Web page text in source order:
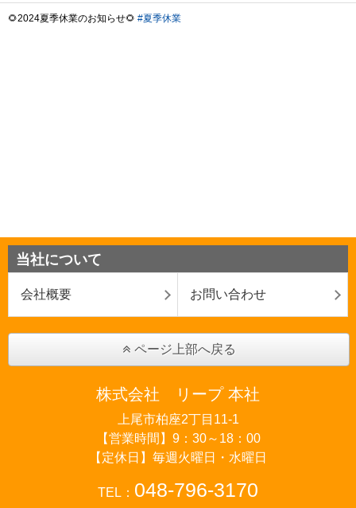
当社について
会社概要 お問い合わせ
ページ上部へ戻る
株式会社 リープ 本社
上尾市柏座2丁目11-1
【営業時間】9：30～18：00
【定休日】毎週火曜日・水曜日
TEL： 048-796-3170